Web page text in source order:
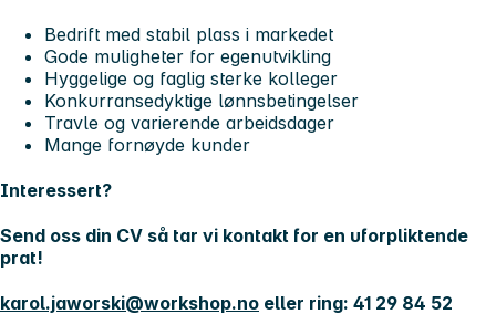
Bedrift med stabil plass i markedet
Gode muligheter for egenutvikling
Hyggelige og faglig sterke kolleger
Konkurransedyktige lønnsbetingelser
Travle og varierende arbeidsdager
Mange fornøyde kunder
Interessert?
Send oss din CV så tar vi kontakt for en uforpliktende
prat!
karol.jaworski@workshop.no eller ring: 41 29 84 52